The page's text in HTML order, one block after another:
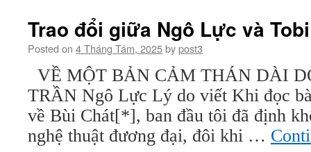
Trao đổi giữa Ngô Lực và
Posted on 4 Tháng Tám, 2025bypost3
VỀ MỘT BẢN CẢM THÁN DÀI
TRẦN Ngô Lực Lý do viết Khi đọc
về Bùi Chát[*], ban đầu tôi đã định
nghệ thuật đương đại, đôi khi …